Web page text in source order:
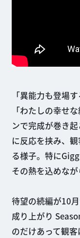
「異能力も登場
「わたしの幸せ
ンで完成が巻き
に反応を挟み、
る様子。特に
その熱を込めなが
待望の続編が10
成り上がり
のだけあって観